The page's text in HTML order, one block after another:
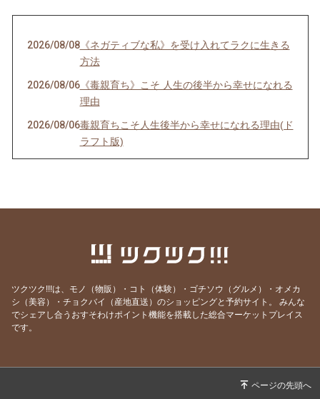
2026/08/08《ネガティブな私》を受け入れてラクに生きる
方法
2026/08/06《毒親育ち》こそ 人生の後半から幸せになれる
理由
2026/08/06毒親育ちこそ人生後半から幸せになれる理由(ド
ラフト版)
2026/07/29最も楽に、しかも確実に人生を好転させる方法
とは？
ました💦
2026/07/19本当に全ては自分だった…！これが分かれば何
あの人を「酷い人」にしていたのは、私だった
ツクツク!!!は、モノ（物販）・コト（体験）・ゴチソウ（グルメ）・オメカ
シ（美容）・チョクバイ（産地直送）のショッピングと予約サイト。
みんな
でシェアし合うおすそわけポイント機能を搭載した総合マーケットプレイス
です。